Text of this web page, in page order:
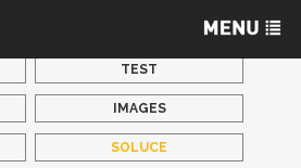
TEST
IMAGES
SOLUCE